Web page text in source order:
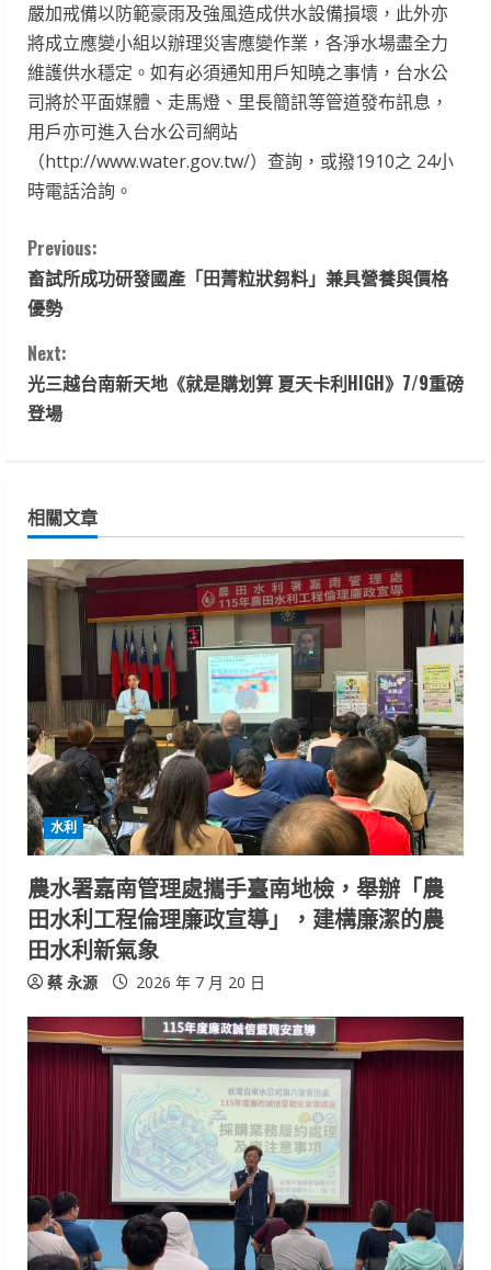
嚴加戒備以防範豪雨及強風造成供水設備損壞，此外亦
將成立應變小組以辦理災害應變作業，各淨水場盡全力
維護供水穩定。如有必須通知用戶知曉之事情，台水公
司將於平面媒體、走馬燈、里長簡訊等管道發布訊息，
用戶亦可進入台水公司網站
（http://www.water.gov.tw/）查詢，或撥1910之 24小
時電話洽詢。
C
o
n
t
u
e
a
d
i
n
g
Previous:
畜試所成功研發國產「田菁粒狀芻料」兼具營養與價格
優勢
Next:
光三越台南新天地《就是購划算 夏天卡利HIGH》7/9重磅
登場
相關文章
水利
農水署嘉南管理處攜手臺南地檢，舉辦「農
田水利工程倫理廉政宣導」，建構廉潔的農
田水利新氣象
蔡 永源 2026 年 7 月 20 日